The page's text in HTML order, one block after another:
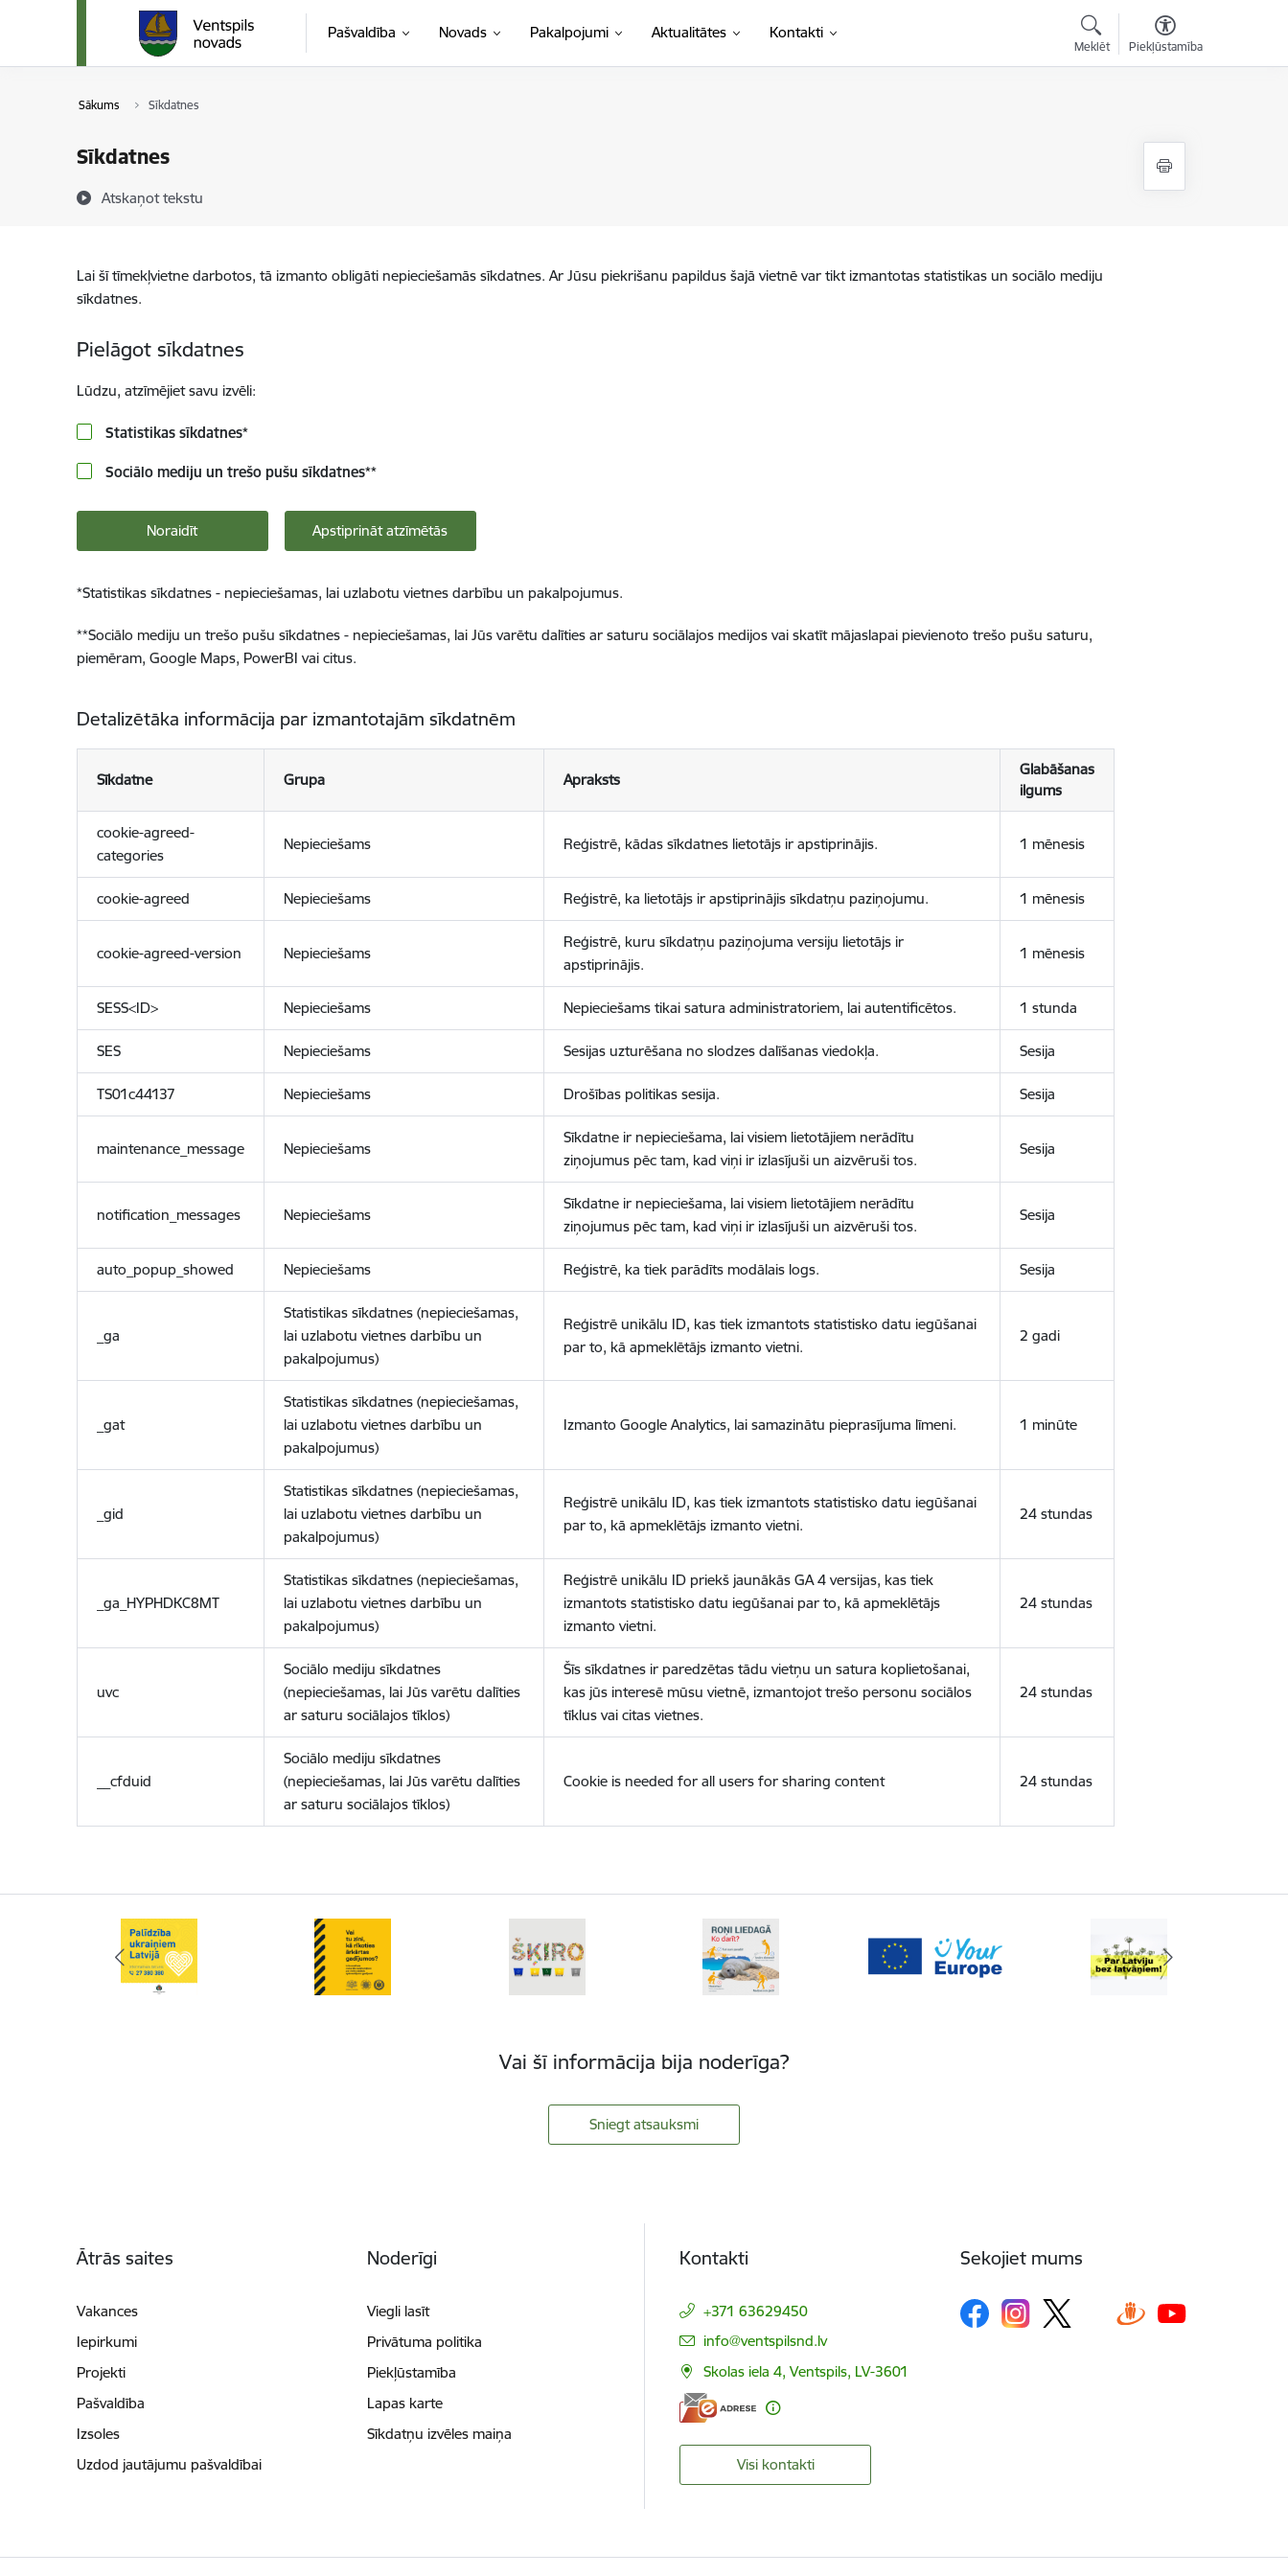
Pāriet uz lapas saturu
Pašvaldība Novads Pakalpojumi Aktualitātes Kontakti
Meklēt Piekļūstamība
Sākums Sīkdatnes
Sīkdatnes
Atskaņot tekstu
Lai šī tīmekļvietne darbotos, tā izmanto obligāti nepieciešamās sīkdatnes. Ar Jūsu piekrišanu papildus šajā vietnē var tikt izmantotas statistikas un sociālo mediju
sīkdatnes.
Pielāgot sīkdatnes
Lūdzu, atzīmējiet savu izvēli:
Statistikas sīkdatnes*
Sociālo mediju un trešo pušu sīkdatnes**
Noraidīt Apstiprināt atzīmētās
*Statistikas sīkdatnes - nepieciešamas, lai uzlabotu vietnes darbību un pakalpojumus.
**Sociālo mediju un trešo pušu sīkdatnes - nepieciešamas, lai Jūs varētu dalīties ar saturu sociālajos medijos vai skatīt mājaslapai pievienoto trešo pušu saturu,
piemēram, Google Maps, PowerBI vai citus.
Detalizētāka informācija par izmantotajām sīkdatnēm
Sīkdatne Grupa Apraksts
Glabāšanas
ilgums
cookie-agreed-
categories
Nepieciešams Reģistrē, kādas sīkdatnes lietotājs ir apstiprinājis. 1 mēnesis
cookie-agreed Nepieciešams Reģistrē, ka lietotājs ir apstiprinājis sīkdatņu paziņojumu. 1 mēnesis
cookie-agreed-version Nepieciešams
Reģistrē, kuru sīkdatņu paziņojuma versiju lietotājs ir
apstiprinājis.
1 mēnesis
SESS<ID> Nepieciešams Nepieciešams tikai satura administratoriem, lai autentificētos. 1 stunda
SES Nepieciešams Sesijas uzturēšana no slodzes dalīšanas viedokļa. Sesija
TS01c44137 Nepieciešams Drošības politikas sesija. Sesija
maintenance_message Nepieciešams
Sīkdatne ir nepieciešama, lai visiem lietotājiem nerādītu
ziņojumus pēc tam, kad viņi ir izlasījuši un aizvēruši tos.
Sesija
notification_messages Nepieciešams
Sīkdatne ir nepieciešama, lai visiem lietotājiem nerādītu
ziņojumus pēc tam, kad viņi ir izlasījuši un aizvēruši tos.
Sesija
auto_popup_showed Nepieciešams Reģistrē, ka tiek parādīts modālais logs. Sesija
_ga
Statistikas sīkdatnes (nepieciešamas,
lai uzlabotu vietnes darbību un
pakalpojumus)
Reģistrē unikālu ID, kas tiek izmantots statistisko datu iegūšanai
par to, kā apmeklētājs izmanto vietni.
2 gadi
_gat
Statistikas sīkdatnes (nepieciešamas,
lai uzlabotu vietnes darbību un
pakalpojumus)
Izmanto Google Analytics, lai samazinātu pieprasījuma līmeni. 1 minūte
_gid
Statistikas sīkdatnes (nepieciešamas,
lai uzlabotu vietnes darbību un
pakalpojumus)
Reģistrē unikālu ID, kas tiek izmantots statistisko datu iegūšanai
par to, kā apmeklētājs izmanto vietni.
24 stundas
_ga_HYPHDKC8MT
Statistikas sīkdatnes (nepieciešamas,
lai uzlabotu vietnes darbību un
pakalpojumus)
Reģistrē unikālu ID priekš jaunākās GA 4 versijas, kas tiek
izmantots statistisko datu iegūšanai par to, kā apmeklētājs
izmanto vietni.
24 stundas
uvc
Sociālo mediju sīkdatnes
(nepieciešamas, lai Jūs varētu dalīties
ar saturu sociālajos tīklos)
Šīs sīkdatnes ir paredzētas tādu vietņu un satura koplietošanai,
kas jūs interesē mūsu vietnē, izmantojot trešo personu sociālos
tīklus vai citas vietnes.
24 stundas
__cfduid
Sociālo mediju sīkdatnes
(nepieciešamas, lai Jūs varētu dalīties
ar saturu sociālajos tīklos)
Cookie is needed for all users for sharing content 24 stundas
Vai šī informācija bija noderīga?
Sniegt atsauksmi
Ātrās saites
Vakances
Iepirkumi
Projekti
Pašvaldība
Izsoles
Uzdod jautājumu pašvaldībai
Noderīgi
Viegli lasīt
Privātuma politika
Piekļūstamība
Lapas karte
Sīkdatņu izvēles maiņa
Kontakti
+371 63629450
E-pasts:
info@ventspilsnd.lv
Skolas iela 4, Ventspils, LV-3601
Visi kontakti
Sekojiet mums